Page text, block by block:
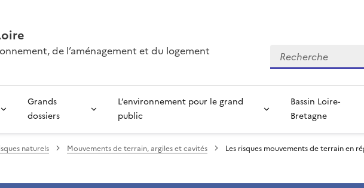
de l’aménagement et du logement Recherche
Grands
dossiers
L’environnement pour le grand
public
Bassin Loire-
Bretagne
naturels Mouvements de terrain, argiles et cavités Les risques mouvements de terrain en